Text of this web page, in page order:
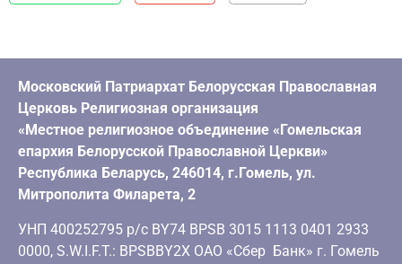
Московский Патриархат Белорусская Православная
Церковь Религиозная организация
«Местное религиозное объединение «Гомельская
епархия Белорусской Православной Церкви»
Республика Беларусь, 246014, г.Гомель, ул.
Митрополита Филарета, 2
УНП 400252795 р/с BY74 BPSB 3015 1113 0401 2933
0000, S.W.I.F.T.: BPSBBY2X ОАО «Сбер Банк» г. Гомель